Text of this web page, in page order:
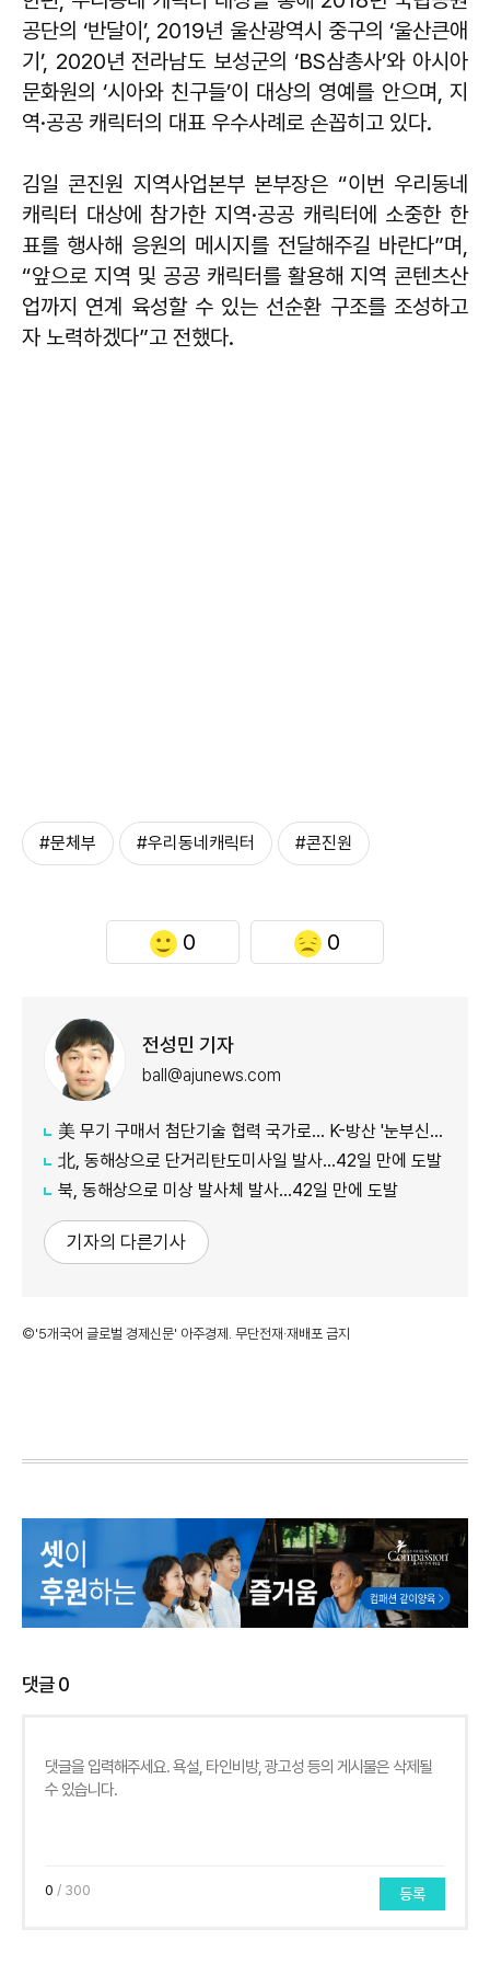
공단의 ‘반달이’, 2019년 울산광역시 중구의 ‘울산큰애
기’, 2020년 전라남도 보성군의 ‘BS삼총사’와 아시아
문화원의 ‘시아와 친구들’이 대상의 영예를 안으며, 지
역·공공 캐릭터의 대표 우수사례로 손꼽히고 있다.
김일 콘진원 지역사업본부 본부장은 “이번 우리동네
캐릭터 대상에 참가한 지역·공공 캐릭터에 소중한 한
표를 행사해 응원의 메시지를 전달해주길 바란다”며,
“앞으로 지역 및 공공 캐릭터를 활용해 지역 콘텐츠산
업까지 연계 육성할 수 있는 선순환 구조를 조성하고
자 노력하겠다”고 전했다.
#문체부 #우리동네캐릭터 #콘진원
0 0
전성민 기자
ball@ajunews.com
美 무기 구매서 첨단기술 협력 국가로… K-방산 '눈부신 발전'
北, 동해상으로 단거리탄도미사일 발사…42일 만에 도발
북, 동해상으로 미상 발사체 발사…42일 만에 도발
기자의 다른기사
©'5개국어 글로벌 경제신문' 아주경제. 무단전재·재배포 금지
댓글0
0 / 300 등록